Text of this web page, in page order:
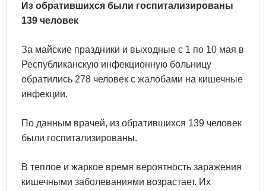
Из обратившихся были госпитализированы
139 человек
За майские праздники и выходные с 1 по 10 мая в
Республиканскую инфекционную больницу
обратились 278 человек с жалобами на кишечные
инфекции.
По данным врачей, из обратившихся 139 человек
были госпитализированы.
В теплое и жаркое время вероятность заражения
кишечными заболеваниями возрастает. Их